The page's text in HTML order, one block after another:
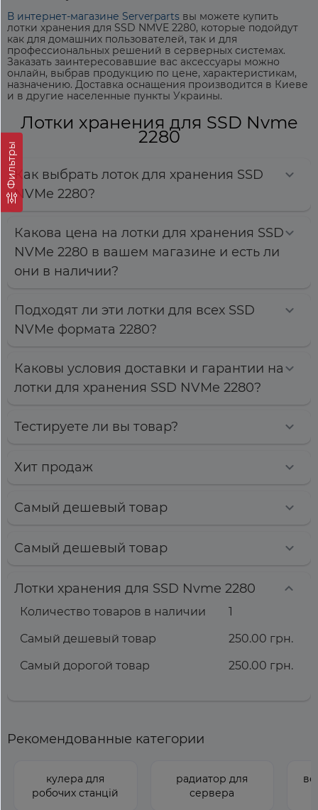
Фильтры
В интернет-магазине Serverparts вы можете купить
лотки хранения для SSD NMVE 2280, которые подойдут
как для домашних пользователей, так и для
профессиональных решений в серверных системах.
Заказать заинтересовавшие вас аксессуары можно
онлайн, выбрав продукцию по цене, характеристикам,
назначению. Доставка оснащения производится в Киеве
и в другие населенные пункты Украины.
Лотки хранения для SSD Nvme
2280
Как выбрать лоток для хранения SSD
NVMe 2280?
Какова цена на лотки для хранения SSD
NVMe 2280 в вашем магазине и есть ли
они в наличии?
Подходят ли эти лотки для всех SSD
NVMe формата 2280?
Каковы условия доставки и гарантии на
лотки для хранения SSD NVMe 2280?
Тестируете ли вы товар?
Хит продаж
Самый дешевый товар
Самый дешевый товар
Лотки хранения для SSD Nvme 2280
Количество товаров в наличии
1
Самый дешевый товар
250.00 грн.
Самый дорогой товар
250.00 грн.
Рекомендованные категории
кулера для
робочих станцій
радиатор для
сервера